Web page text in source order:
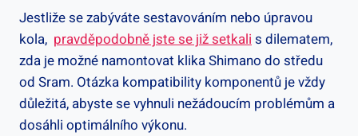
Jestliže⁢ se zabýváte⁢ sestavováním nebo ⁤úpravou
kola, ⁢ pravděpodobně jste se již​ setkali s‍ dilematem,
zda je možné⁢ namontovat klika Shimano do středu​
od ⁣Sram. Otázka‍ kompatibility komponentů je vždy⁢
důležitá, abyste‍ se vyhnuli nežádoucím problémům a
‌dosáhli⁢ optimálního výkonu.